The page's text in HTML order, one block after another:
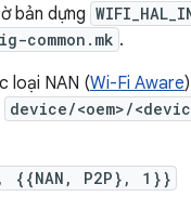
bản dựng
common.mk .
loại NAN (Wi-Fi Aware
device/<oem>/
2}, {{NAN, P2P}, 1}}